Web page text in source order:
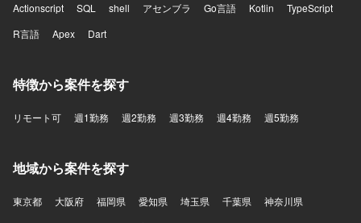
り、バックエンドはTypeScript、Hono、Drizzle、Pythonを
利用しています。データベースにはPostgreSQLやQdrantを
用しています。AI関連ではOpenAI APIやAnthropic APIなど
を活用しています。
Actionscript
SQL shell アセンブラ Go言語 Kotlin
TypeScript
R言語
Apex Dart
特徴から案件を探す
リモート可 週1勤務 週2勤務 週3勤務 週4勤務 週5勤務
地域から案件を探す
東京都 大阪府 福岡県 愛知県 埼玉県 千葉県
神奈川県